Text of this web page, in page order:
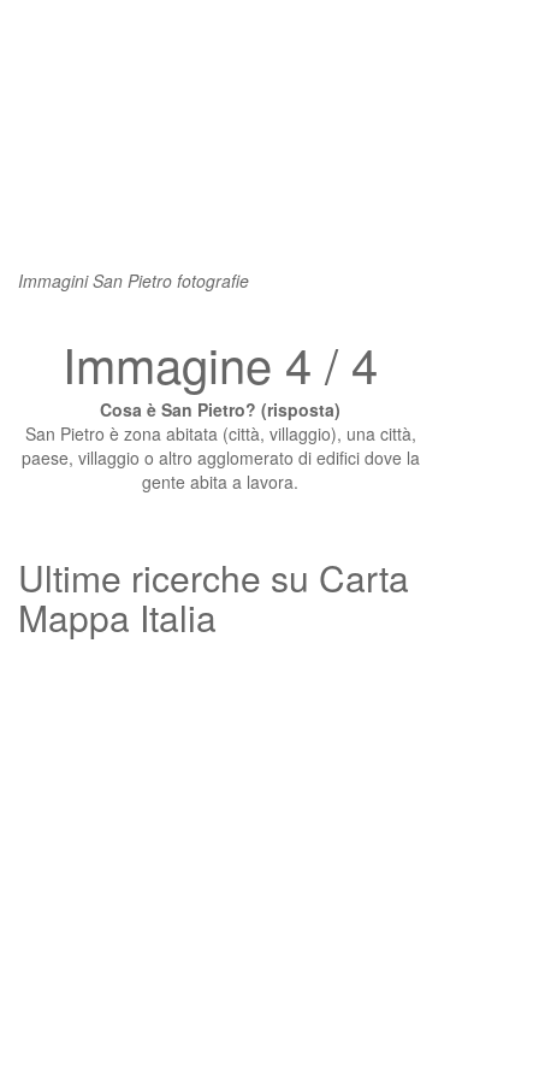
Immagini San Pietro fotografie
Immagine 4 / 4
Cosa è San Pietro? (risposta)
San Pietro è zona abitata (città, villaggio), una città,
paese, villaggio o altro agglomerato di edifici dove la
gente abita a lavora.
Ultime ricerche su Carta
Mappa Italia